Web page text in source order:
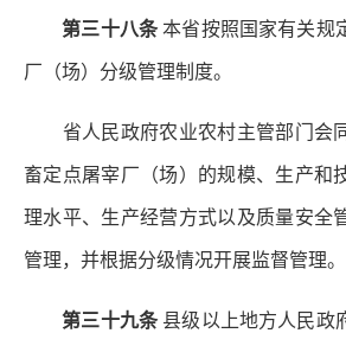
第三十八条本省按照国家有关规
厂（场）分级管理制度。
省人民政府农业农村主管部门会
畜定点屠宰厂（场）的规模、生产和
理水平、生产经营方式以及质量安全
管理，并根据分级情况开展监督管理。
第三十九条县级以上地方人民政